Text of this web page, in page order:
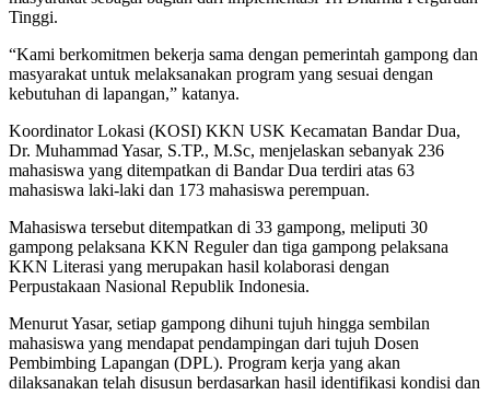
Tinggi.
“Kami berkomitmen bekerja sama dengan pemerintah gampong dan
masyarakat untuk melaksanakan program yang sesuai dengan
kebutuhan di lapangan,” katanya.
Koordinator Lokasi (KOSI) KKN USK Kecamatan Bandar Dua,
Dr. Muhammad Yasar, S.TP., M.Sc, menjelaskan sebanyak 236
mahasiswa yang ditempatkan di Bandar Dua terdiri atas 63
mahasiswa laki-laki dan 173 mahasiswa perempuan.
Mahasiswa tersebut ditempatkan di 33 gampong, meliputi 30
gampong pelaksana KKN Reguler dan tiga gampong pelaksana
KKN Literasi yang merupakan hasil kolaborasi dengan
Perpustakaan Nasional Republik Indonesia.
Menurut Yasar, setiap gampong dihuni tujuh hingga sembilan
mahasiswa yang mendapat pendampingan dari tujuh Dosen
Pembimbing Lapangan (DPL). Program kerja yang akan
dilaksanakan telah disusun berdasarkan hasil identifikasi kondisi dan